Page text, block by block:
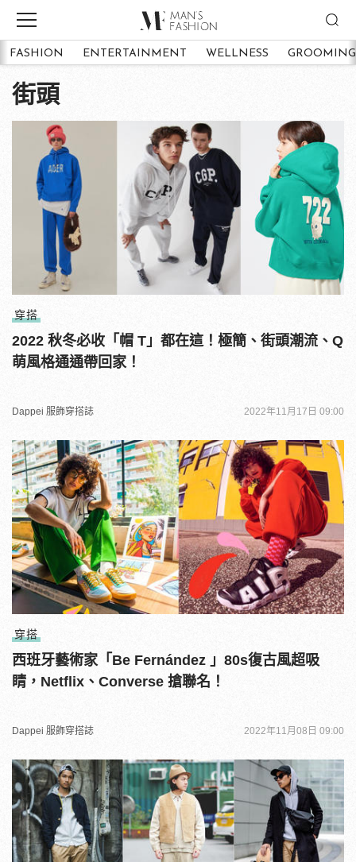
FASHION ENTERTAINMENT WELLNESS GROOMING
街頭
穿搭
2022 秋冬必收「帽 T」都在這！極簡、街頭潮流、Q
萌風格通通帶回家！
Dappei 服飾穿搭誌 2022年11月17日 09:00
穿搭
西班牙藝術家「Be Fernández 」80s復古風超吸
睛，Netflix、Converse 搶聯名！
Dappei 服飾穿搭誌 2022年11月08日 09:00